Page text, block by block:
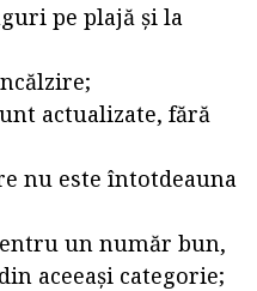
pe plajă și la
actualizate, fără
nu este întotdeauna
un număr bun,
aceeași categorie;